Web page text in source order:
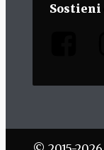
Sostieni